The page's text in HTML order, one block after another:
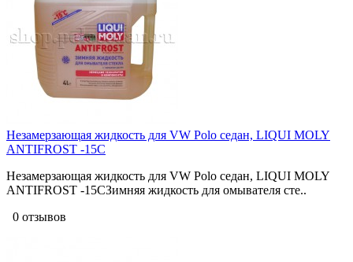
Незамерзающая жидкость для VW Polo седан, LIQUI MOLY
ANTIFROST -15С
Незамерзающая жидкость для VW Polo седан, LIQUI MOLY
ANTIFROST -15СЗимняя жидкость для омывателя сте..
0 отзывов